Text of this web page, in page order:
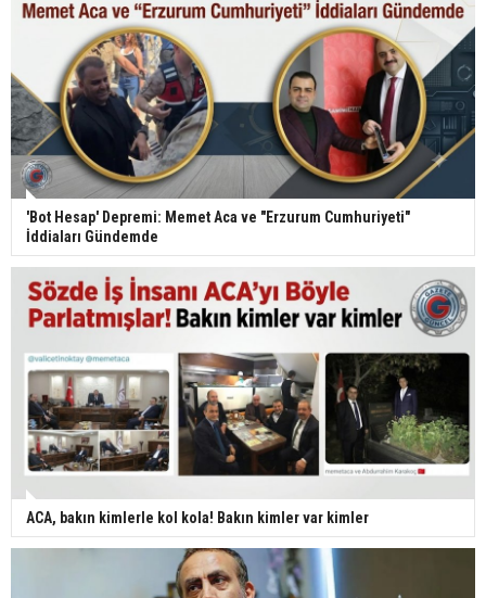
'Bot Hesap' Depremi: Memet Aca ve "Erzurum Cumhuriyeti"
İddiaları Gündemde
ACA, bakın kimlerle kol kola! Bakın kimler var kimler